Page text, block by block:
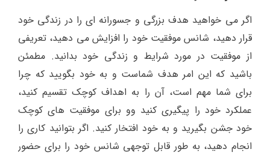
اگر می خواهید هدف بزرگی و جسورانه ای را در زندگی خود
قرار دهید، شانس موفقیت خود را افزایش می دهید، تعریفی
از موفقیت در مورد شرایط و زندگی خود بدانید. مطمئن
باشید که این امر هدف شماست و به خود بگویید که چرا
برای شما مهم است، آن را به اهداف کوچک تقسیم کنید،
عملکرد خود را پیگیری کنید وو برای موفقیت های کوچک
خود جشن بگیرید و به خود افتخار کنید. اگر بتوانید کاری را
انجام دهید، به طور قابل توجهی شانس خود را برای حضور